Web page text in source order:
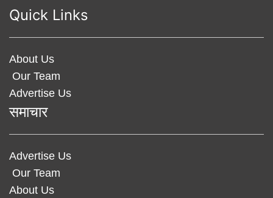
Quick Links
About Us
Our Team
Advertise Us
समाचार
Advertise Us
Our Team
About Us